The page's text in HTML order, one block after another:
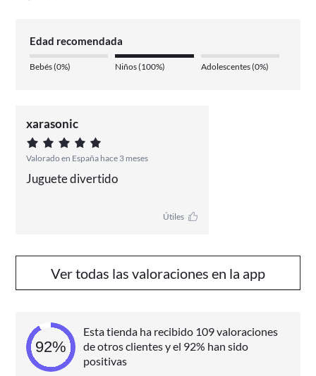
Edad recomendada
Bebés(0%) Niños(100%) Adolescentes(0%)
xarasonic
Valorado en España hace 3 meses
Juguete divertido
Útiles
Ver todas las valoraciones en la app
Esta tienda ha recibido 109 valoraciones
de otros clientes y el 92% han sido
positivas